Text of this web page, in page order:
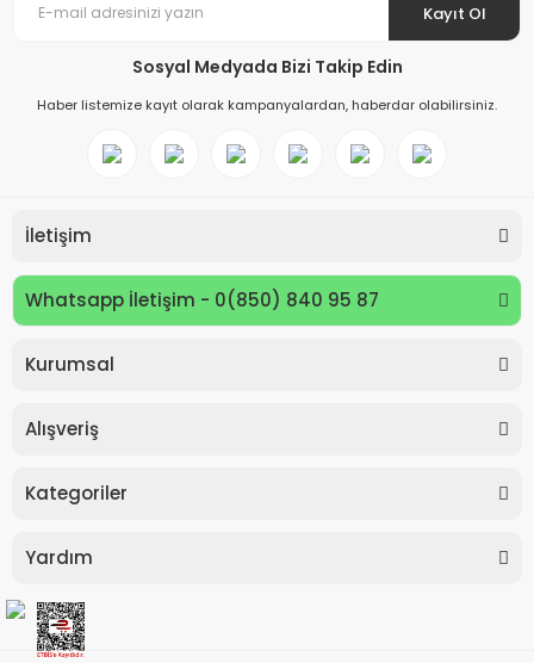
Kayıt Ol
Sosyal Medyada Bizi Takip Edin
Haber listemize kayıt olarak kampanyalardan, haberdar olabilirsiniz.
İletişim
Whatsapp İletişim - 0(850) 840 95 87
Kurumsal
Alışveriş
Kategoriler
Yardım